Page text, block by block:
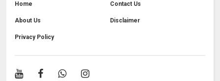
Home Contact Us
About Us Disclaimer
Privacy Policy